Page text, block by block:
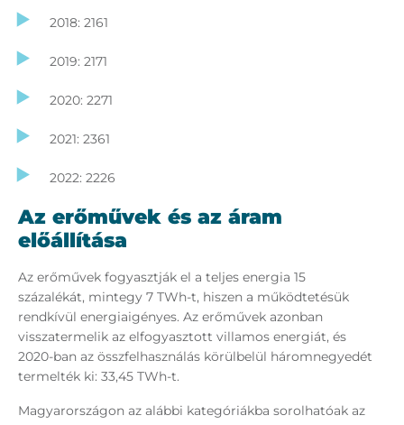
2018: 2161
2019: 2171
2020: 2271
2021: 2361
2022: 2226
Az erőművek és az áram
előállítása
Az erőművek fogyasztják el a teljes energia 15
százalékát, mintegy 7 TWh-t, hiszen a működtetésük
rendkívül energiaigényes. Az erőművek azonban
visszatermelik az elfogyasztott villamos energiát, és
2020-ban az összfelhasználás körülbelül háromnegyedét
termelték ki: 33,45 TWh-t.
Magyarországon az alábbi kategóriákba sorolhatóak az